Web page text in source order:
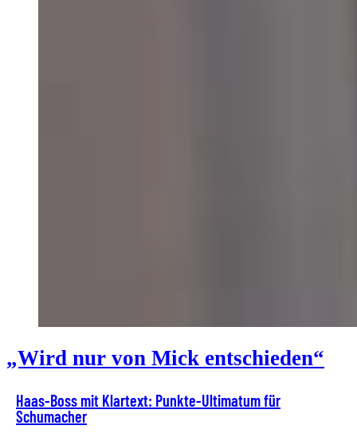
„Wird nur von Mick entschieden“
Haas-Boss mit Klartext: Punkte-Ultimatum für
Schumacher